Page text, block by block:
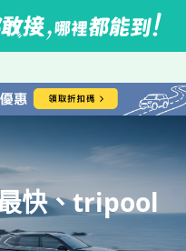
快、tripool